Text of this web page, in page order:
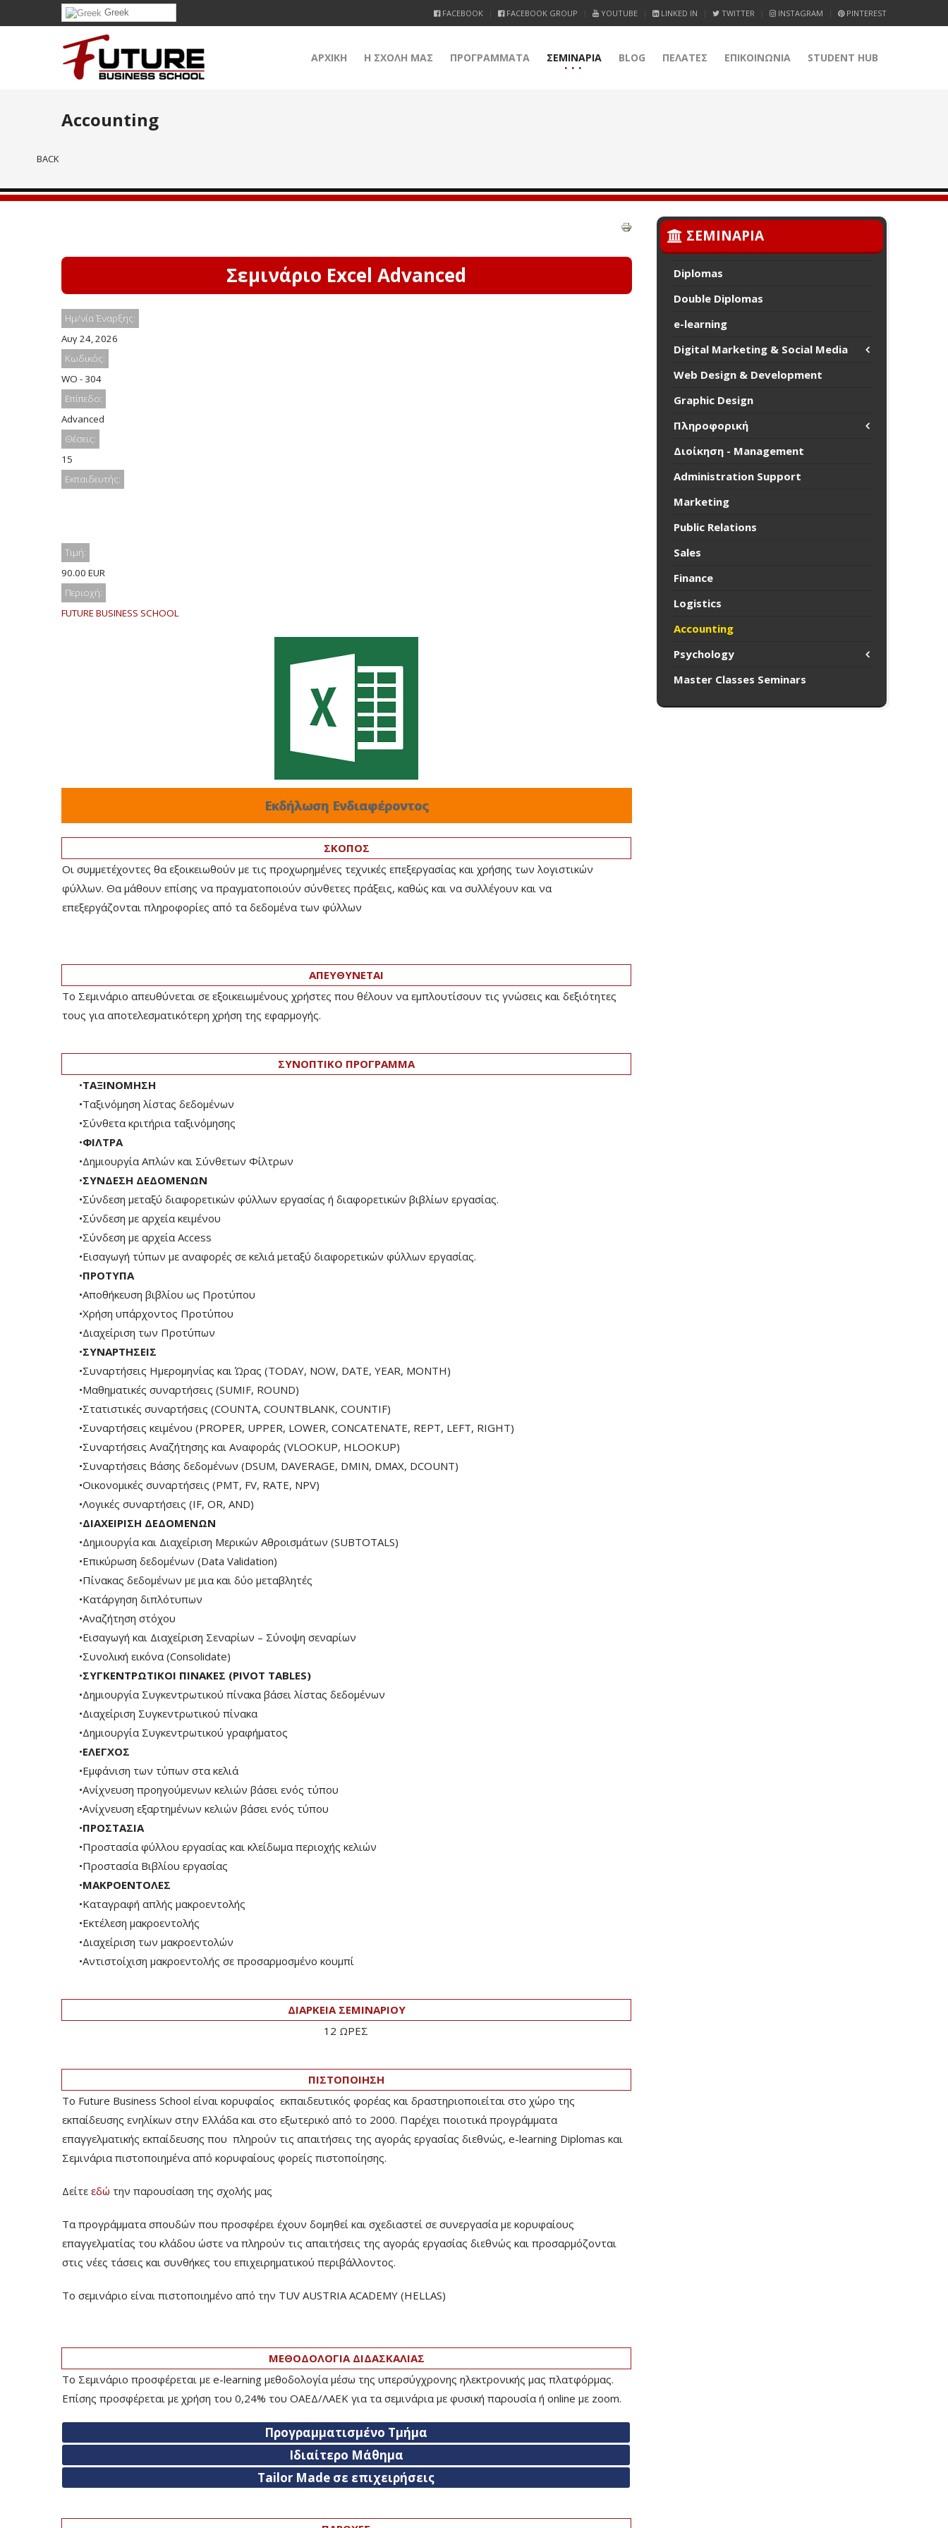
Greek FACEBOOK FACEBOOK GROUP YOUTUBE LINKED IN TWITTER INSTAGRAM PINTEREST
ΑΡΧΙΚΗ Η ΣΧΟΛΗ ΜΑΣ ΠΡΟΓΡΑΜΜΑΤΑ ΣΕΜΙΝΑΡΙΑ BLOG ΠΕΛΑΤΕΣ ΕΠΙΚΟΙΝΩΝΙΑ STUDENT HUB
Accounting
BACK
Σεμινάριο Excel Advanced
Ημ/νία Έναρξης:
Αυγ 24, 2026
Κωδικός:
WO - 304
Επίπεδο:
Advanced
Θέσεις:
15
Εκπαιδευτής:
Τιμή:
90.00 EUR
Περιοχή:
FUTURE BUSINESS SCHOOL
Εκδήλωση Ενδιαφέροντος
ΣΚΟΠΟΣ
Οι συμμετέχοντες θα εξοικειωθούν με τις προχωρημένες τεχνικές επεξεργασίας και χρήσης των λογιστικών
φύλλων. Θα μάθουν επίσης να πραγματοποιούν σύνθετες πράξεις, καθώς και να συλλέγουν και να
επεξεργάζονται πληροφορίες από τα δεδομένα των φύλλων
ΑΠΕΥΘΥΝΕΤΑΙ
Το Σεμινάριο απευθύνεται σε εξοικειωμένους χρήστες που θέλουν να εμπλουτίσουν τις γνώσεις και δεξιότητες
τους για αποτελεσματικότερη χρήση της εφαρμογής.
ΣΥΝΟΠΤΙΚΟ ΠΡΟΓΡΑΜΜΑ
•ΤΑΞΙΝΟΜΗΣΗ
•Ταξινόμηση λίστας δεδομένων
•Σύνθετα κριτήρια ταξινόμησης
•ΦΙΛΤΡΑ
•Δημιουργία Απλών και Σύνθετων Φίλτρων
•ΣΥΝΔΕΣΗ ΔΕΔΟΜΕΝΩΝ
•Σύνδεση μεταξύ διαφορετικών φύλλων εργασίας ή διαφορετικών βιβλίων εργασίας.
•Σύνδεση με αρχεία κειμένου
•Σύνδεση με αρχεία Access
•Εισαγωγή τύπων με αναφορές σε κελιά μεταξύ διαφορετικών φύλλων εργασίας.
•ΠΡΟΤΥΠΑ
•Αποθήκευση βιβλίου ως Προτύπου
•Χρήση υπάρχοντος Προτύπου
•Διαχείριση των Προτύπων
•ΣΥΝΑΡΤΗΣΕΙΣ
•Συναρτήσεις Ημερομηνίας και Ώρας (TODAY, NOW, DATE, YEAR, MONTH)
•Μαθηματικές συναρτήσεις (SUMIF, ROUND)
•Στατιστικές συναρτήσεις (COUNTA, COUNTBLANK, COUNTIF)
•Συναρτήσεις κειμένου (PROPER, UPPER, LOWER, CONCATENATE, REPT, LEFT, RIGHT)
•Συναρτήσεις Αναζήτησης και Αναφοράς (VLOOKUP, HLOOKUP)
•Συναρτήσεις Βάσης δεδομένων (DSUM, DAVERAGE, DMIN, DMAX, DCOUNT)
•Οικονομικές συναρτήσεις (PMT, FV, RATE, NPV)
•Λογικές συναρτήσεις (IF, OR, AND)
•ΔΙΑΧΕΙΡΙΣΗ ΔΕΔΟΜΕΝΩΝ
•Δημιουργία και Διαχείριση Μερικών Αθροισμάτων (SUBTOTALS)
•Επικύρωση δεδομένων (Data Validation)
•Πίνακας δεδομένων με μια και δύο μεταβλητές
•Κατάργηση διπλότυπων
•Αναζήτηση στόχου
•Εισαγωγή και Διαχείριση Σεναρίων – Σύνοψη σεναρίων
•Συνολική εικόνα (Consolidate)
•ΣΥΓΚΕΝΤΡΩΤΙΚΟΙ ΠΙΝΑΚΕΣ (PIVOT TABLES)
•Δημιουργία Συγκεντρωτικού πίνακα βάσει λίστας δεδομένων
•Διαχείριση Συγκεντρωτικού πίνακα
•Δημιουργία Συγκεντρωτικού γραφήματος
•ΕΛΕΓΧΟΣ
•Εμφάνιση των τύπων στα κελιά
•Ανίχνευση προηγούμενων κελιών βάσει ενός τύπου
•Ανίχνευση εξαρτημένων κελιών βάσει ενός τύπου
•ΠΡΟΣΤΑΣΙΑ
•Προστασία φύλλου εργασίας και κλείδωμα περιοχής κελιών
•Προστασία Βιβλίου εργασίας
•ΜΑΚΡΟΕΝΤΟΛΕΣ
•Καταγραφή απλής μακροεντολής
•Εκτέλεση μακροεντολής
•Διαχείριση των μακροεντολών
•Αντιστοίχιση μακροεντολής σε προσαρμοσμένο κουμπί
ΔΙΑΡΚΕΙΑ ΣΕΜΙΝΑΡΙΟΥ
12 ΩΡΕΣ
ΠΙΣΤΟΠΟΙΗΣΗ
Το Future Business School είναι κορυφαίος εκπαιδευτικός φορέας και δραστηριοποιείται στο χώρο της
εκπαίδευσης ενηλίκων στην Ελλάδα και στο εξωτερικό από το 2000. Παρέχει ποιοτικά προγράμματα
επαγγελματικής εκπαίδευσης που πληρούν τις απαιτήσεις της αγοράς εργασίας διεθνώς, e-learning Diplomas και
Σεμινάρια πιστοποιημένα από κορυφαίους φορείς πιστοποίησης.
Δείτε εδώ την παρουσίαση της σχολής μας
Τα προγράμματα σπουδών που προσφέρει έχουν δομηθεί και σχεδιαστεί σε συνεργασία με κορυφαίους
επαγγελματίας του κλάδου ώστε να πληρούν τις απαιτήσεις της αγοράς εργασίας διεθνώς και προσαρμόζονται
στις νέες τάσεις και συνθήκες του επιχειρηματικού περιβάλλοντος.
Το σεμινάριο είναι πιστοποιημένο από την TUV AUSTRIA ACADEMY (HELLAS)
ΜΕΘΟΔΟΛΟΓΙΑ ΔΙΔΑΣΚΑΛΙΑΣ
Το Σεμινάριο προσφέρεται με e-learning μεθοδολογία μέσω της υπερσύγχρονης ηλεκτρονικής μας πλατφόρμας.
Επίσης προσφέρεται με χρήση του 0,24% του ΟΑΕΔ/ΛΑΕΚ για τα σεμινάρια με φυσική παρουσία ή online με zoom.
Προγραμματισμένο Τμήμα
Ιδιαίτερο Μάθημα
Tailor Made σε επιχειρήσεις
ΣΕΜΙΝΑΡΙΑ
Diplomas
Double Diplomas
e-learning
Digital Marketing & Social Media
Web Design & Development
Graphic Design
Πληροφορική
Διοίκηση - Management
Administration Support
Marketing
Public Relations
Sales
Finance
Logistics
Accounting
Psychology
Master Classes Seminars